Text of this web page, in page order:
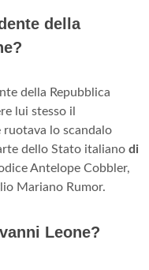
della
della Repubblica
lui stesso il
ruotava lo scandalo
dello Stato italiano di
Antelope Cobbler,
Mariano Rumor.
Leone?